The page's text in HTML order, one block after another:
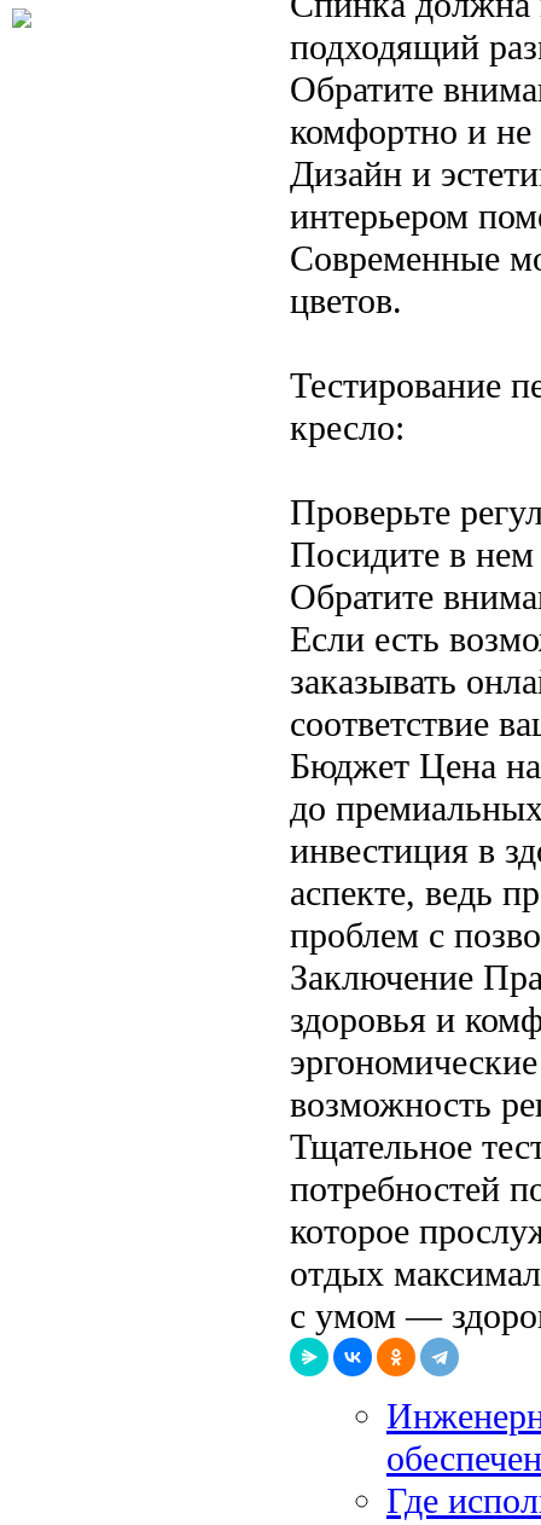
подходящий
Обратите
комфортно и не
Дизайн и
интерьером
Современные
цветов.
Тестирование
кресло:
Проверьте
Посидите в нем
Обратите
Если есть
заказывать
соответствие
Бюджет Цена на
до
инвестиция в
аспекте, ведь
проблем с
Заключение
здоровья и
возможность
Тщательное
потребностей
которое
отдых
с умом —
Где